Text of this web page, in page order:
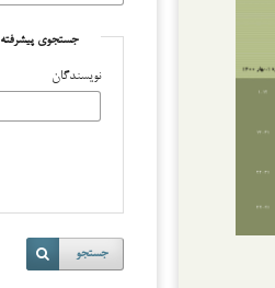
جستجوی پیشرفته
نویسندگان
جستجو